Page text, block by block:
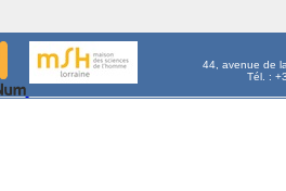
44, avenue de
Tél. :